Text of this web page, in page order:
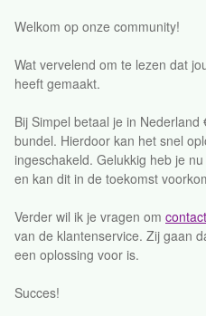
Welkom op onze community!
Wat vervelend om te lezen dat
heeft gemaakt.
Bij Simpel betaal je in
bundel. Hierdoor kan het snel
ingeschakeld. Gelukkig heb je
en kan dit in de toekomst
Verder wil ik je vragen om contact
van de klantenservice. Zij gaan
een oplossing voor is.
Succes!